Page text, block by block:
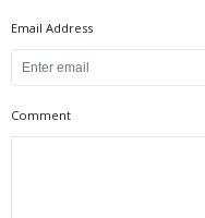
Email Address
Comment